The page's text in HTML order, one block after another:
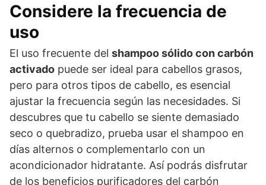
Considere la frecuencia de
uso
El uso frecuente del shampoo sólido con carbón
activado puede ser ideal para cabellos grasos,
pero para otros tipos de cabello, es esencial
ajustar la frecuencia según las necesidades. Si
descubres que tu cabello se siente demasiado
seco o quebradizo, prueba usar el shampoo en
días alternos o complementarlo con un
acondicionador hidratante. Así podrás disfrutar
de los beneficios purificadores del carbón